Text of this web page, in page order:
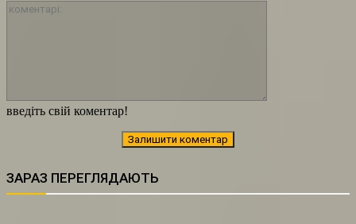
введіть свій коментар!
ЗАРАЗ ПЕРЕГЛЯДАЮТЬ